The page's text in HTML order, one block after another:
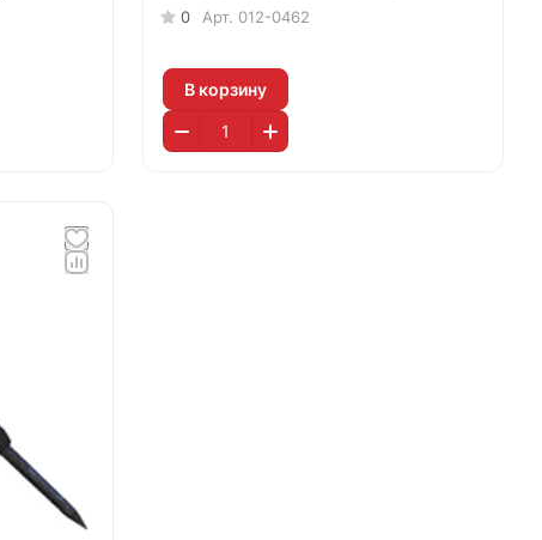
0 Арт. 012-0462
В корзину